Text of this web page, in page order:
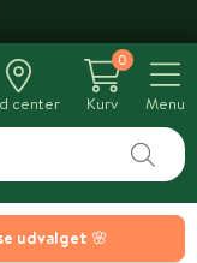
udvalget 🌸
center
0
Kurv
Menu